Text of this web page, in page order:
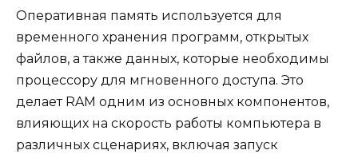
Оперативная память используется для
временного хранения программ, открытых
файлов, а также данных, которые необходимы
процессору для мгновенного доступа. Это
делает RAM одним из основных компонентов,
влияющих на скорость работы компьютера в
различных сценариях, включая запуск